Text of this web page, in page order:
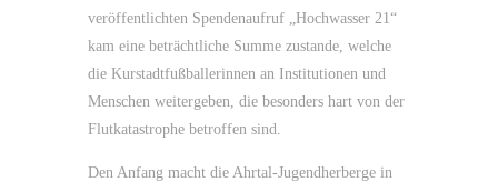
veröffentlichten Spendenaufruf „Hochwasser 21“
kam eine beträchtliche Summe zustande, welche
die Kurstadtfußballerinnen an Institutionen und
Menschen weitergeben, die besonders hart von der
Flutkatastrophe betroffen sind.
Den Anfang macht die Ahrtal-Jugendherberge in